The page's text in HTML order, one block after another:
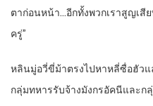
ตาก่อนหน้า…อีกทั้งพวกเราสูญเสี
ครู่”
หลินมู่อวี่ขี่ม้าตรงไปหาหลี่ซื่อฮัวแ
กลุ่มทหารรับจ้างมังกรอัคนีและก